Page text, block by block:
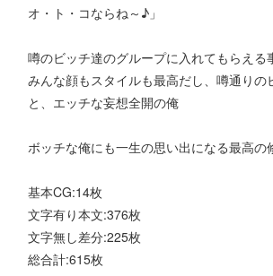
オ・ト・コならね～♪」
噂のビッチ達のグループに入れてもらえる
みんな顔もスタイルも最高だし、噂通り
と、エッチな妄想全開の俺
ボッチな俺にも一生の思い出になる最高の
基本CG:14枚
文字有り本文:376枚
文字無し差分:225枚
総合計:615枚